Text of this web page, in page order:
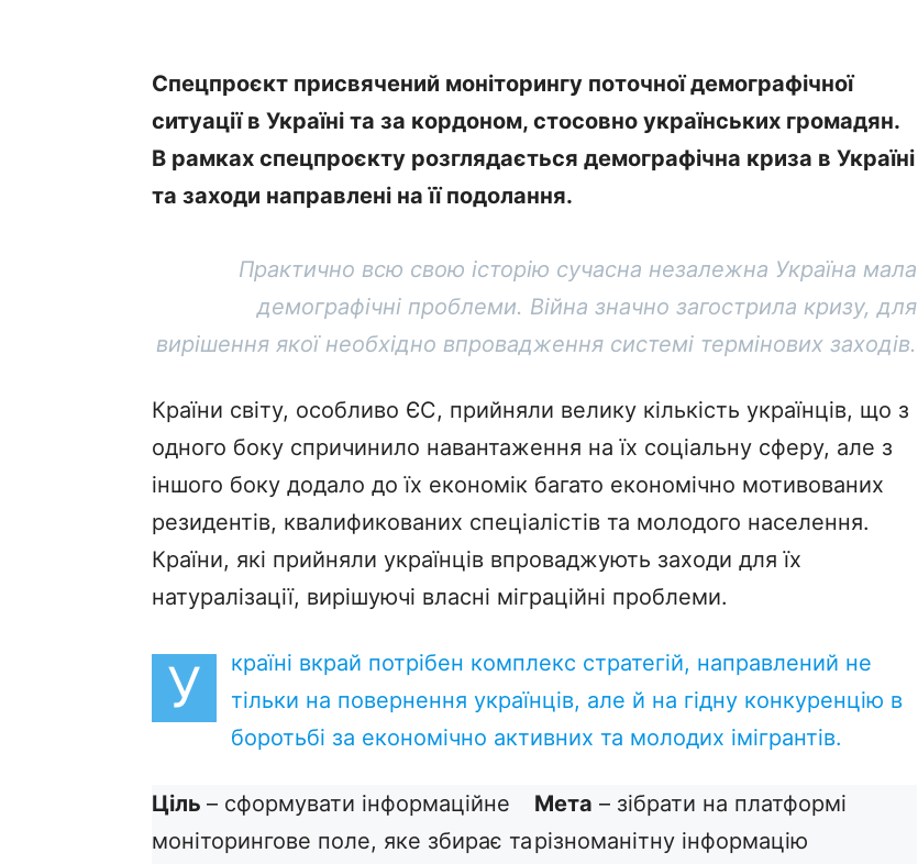
Спецпроєкт присвячений моніторингу поточної демографічної
ситуації в Україні та за кордоном, стосовно українських громадян.
В рамках спецпроєкту розглядається демографічна криза в Україні
та заходи направлені на її подолання.
Практично всю свою історію сучасна незалежна Україна мала
демографічні проблеми. Війна значно загострила кризу, для
вирішення якої необхідно впровадження системі термінових заходів.
Країни світу, особливо ЄС, прийняли велику кількість українців, що з
одного боку спричинило навантаження на їх соціальну сферу, але з
іншого боку додало до їх економік багато економічно мотивованих
резидентів, квалификованих спеціалістів та молодого населення.
Країни, які прийняли українців впроваджують заходи для їх
натуралізації, вирішуючі власні міграційні проблеми.
У
країні вкрай потрібен комплекс стратегій, направлений не
тільки на повернення українців, але й на гідну конкуренцію в
боротьбі за економічно активних та молодих імігрантів.
Ціль – сформувати інформаційне
моніторингове поле, яке збирає та
Мета – зібрати на платформі
різноманітну інформацію